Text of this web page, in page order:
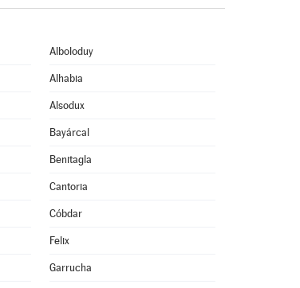
Alboloduy
Alhabia
Alsodux
Bayárcal
Benitagla
Cantoria
Cóbdar
Felix
Garrucha